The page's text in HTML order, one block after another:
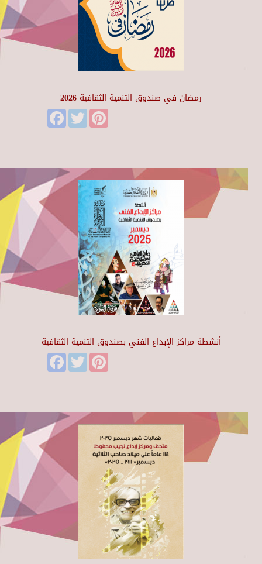
رمضان في صندوق التنمية الثقافية 2026
FacebookTwitter
أنشطة مراكز الإبداع الفني بصندوق التنمية الثقافية
FacebookTwitter